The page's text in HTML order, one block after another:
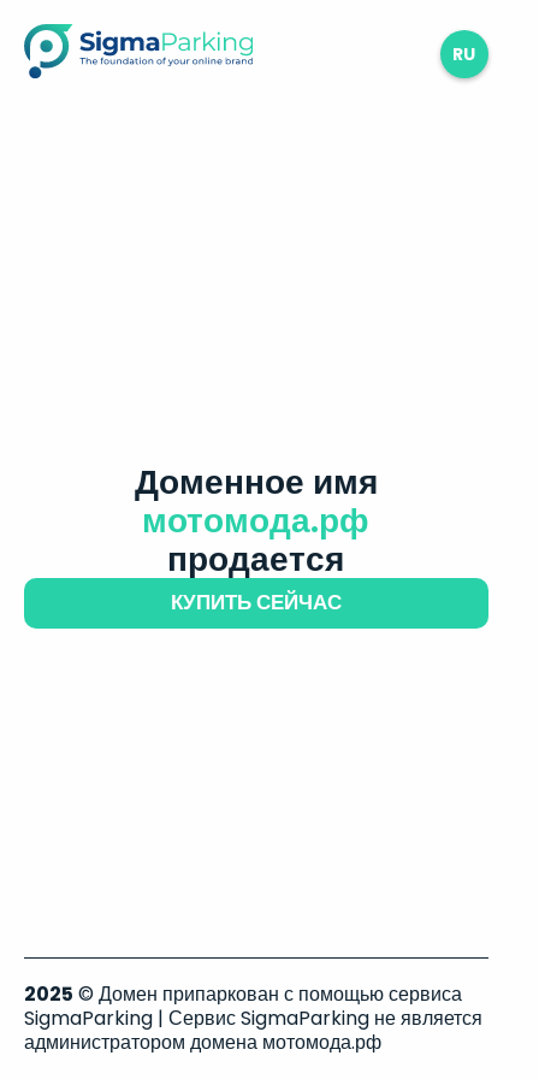
RU
Доменное имя
мотомода.рф
продается
КУПИТЬ СЕЙЧАС
2025 © Домен припаркован с помощью сервиса
SigmaParking | Сервис SigmaParking не является
администратором домена мотомода.рф